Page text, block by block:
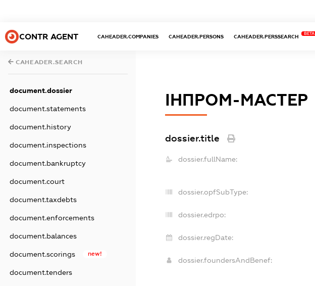
CONTR AGENT CAHEADER.COMPANIES CAHEADER.PERSONS CAHEADER.PERSSEARCH
BETA
CAHEADER.SEARCH
document.dossier
document.statements
document.history
document.inspections
document.bankruptcy
document.court
document.taxdebts
document.enforcements
document.balances
document.scorings new!
document.tenders
ІНПРОМ-МАСТЕР
dossier.title
dossier.fullName:
dossier.opfSubType:
dossier.edrpo:
dossier.regDate:
dossier.foundersAndBenef: